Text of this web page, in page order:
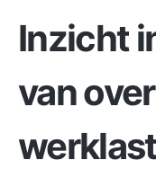
Inzicht
van